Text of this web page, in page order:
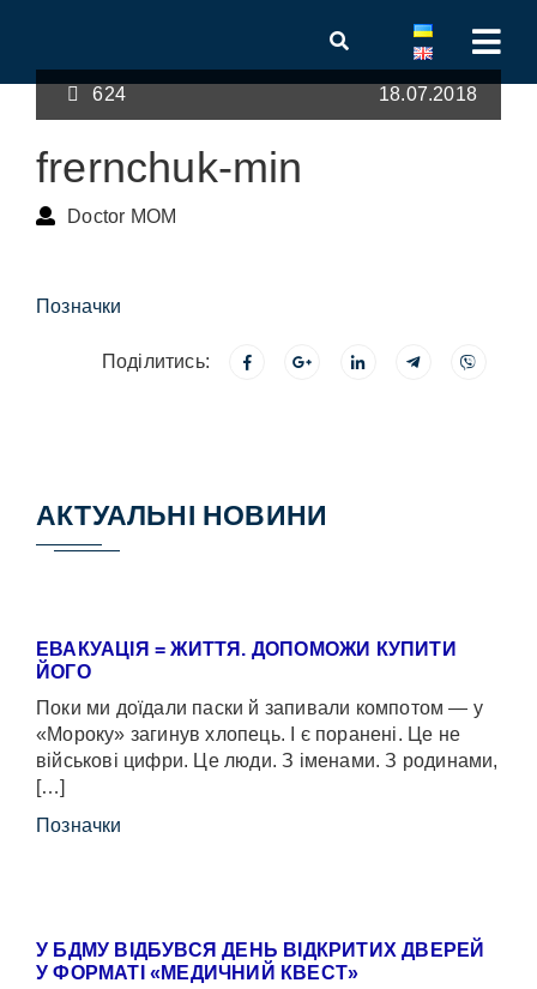
624 18.07.2018
frernchuk-min
Doctor MOM
Позначки
Поділитись:
АКТУАЛЬНІ НОВИНИ
ЕВАКУАЦІЯ = ЖИТТЯ. ДОПОМОЖИ КУПИТИ
ЙОГО
Поки ми доїдали паски й запивали компотом — у
«Мороку» загинув хлопець. І є поранені. Це не
військові цифри. Це люди. З іменами. З родинами,
[…]
Позначки
У БДМУ ВІДБУВСЯ ДЕНЬ ВІДКРИТИХ ДВЕРЕЙ
У ФОРМАТІ «МЕДИЧНИЙ КВЕСТ»